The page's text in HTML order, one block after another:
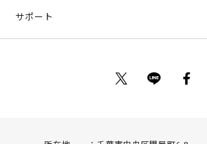
お支払い方法、配送について
返品について
サポート